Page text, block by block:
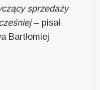
sprzedaży
– pisał
Bartłomiej